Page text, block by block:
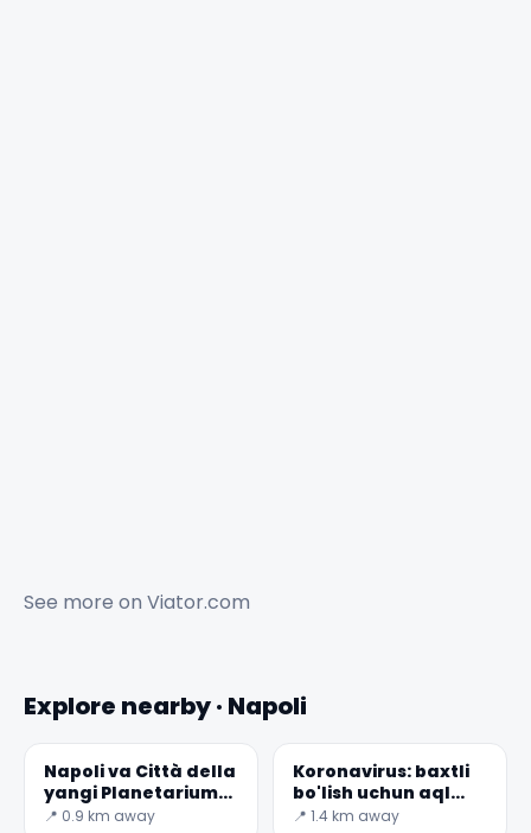
See more on Viator.com
Explore nearby · Napoli
Napoli va Città della
yangi Planetarium
Scienza
📍 0.9 km away
Koronavirus: baxtli
bo'lish uchun aql
bilan sayohat qilish
📍 1.4 km away